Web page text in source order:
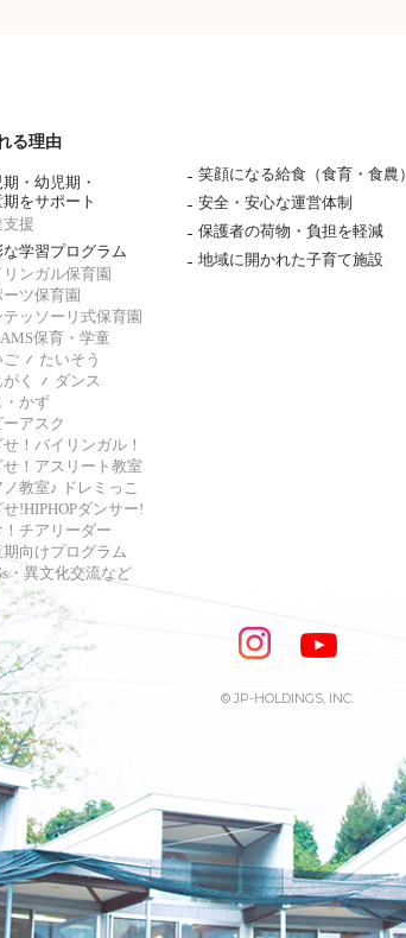
る理由
・幼児期・
をサポート
援
な学習プログラム
リンガル保育園
ーツ保育園
テッソーリ式保育園
保育・学童
ご
たいそう
く
ダンス
・かず
アスク
！バイリンガル！
せ！アスリート教室
ノ教室♪ ドレミっこ
!HIPHOPダンサー!
！チアリーダー
期向けプログラム
・異文化交流など
笑顔になる給食（食育・食農）
安全・安心な運営体制
保護者の荷物・負担を軽減
地域に開かれた子育て施設
© JP-HOLDINGS, INC.